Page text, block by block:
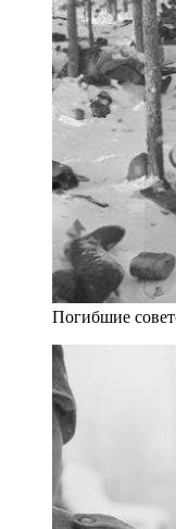
Погибшие